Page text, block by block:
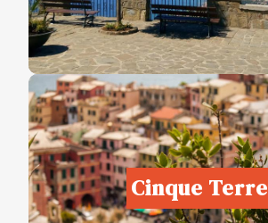
Cinque Terre